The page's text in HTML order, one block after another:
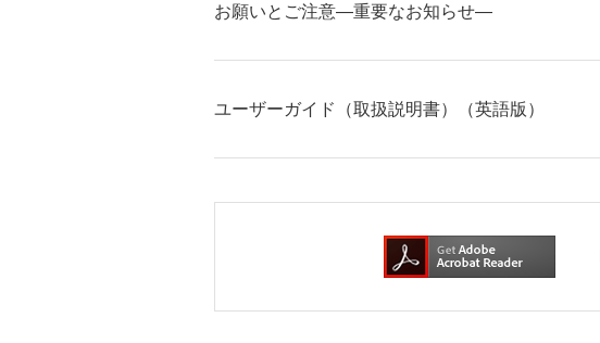
お願いとご注意―重要なお知らせ―
ユーザーガイド（取扱説明書）（英語版）